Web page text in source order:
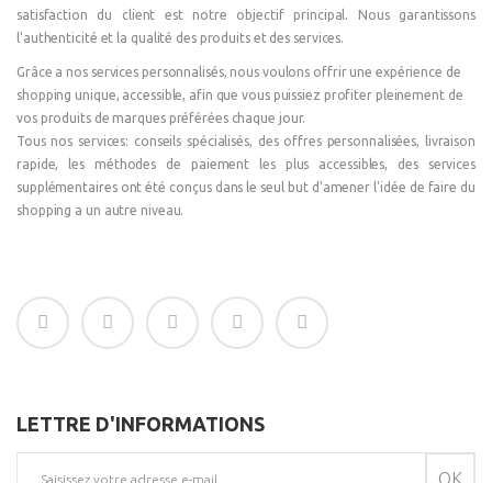
satisfaction du client est notre objectif principal. Nous garantissons
l'authenticité et la qualité des produits et des services.
Grâce a nos services personnalisés, nous voulons offrir une expérience de
shopping unique, accessible, afin que vous puissiez profiter pleinement de
vos produits de marques préférées chaque jour.
Tous nos services: conseils spécialisés, des offres personnalisées, livraison
rapide, les méthodes de paiement les plus accessibles, des services
supplémentaires ont été conçus dans le seul but d'amener l'idée de faire du
shopping a un autre niveau.
LETTRE D'INFORMATIONS
OK